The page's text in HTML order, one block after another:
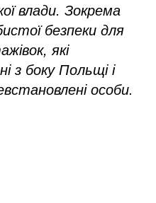
влади. Зокрема
безпеки для
які
з боку Польщі і
особи.